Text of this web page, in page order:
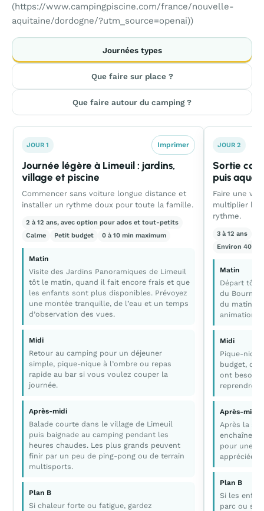
(https://www.campingpiscine.com/france/nouvelle-
aquitaine/dordogne/?utm_source=openai))
Journées types
Que faire sur place ?
Que faire autour du camping ?
JOUR 1 Imprimer
Journée légère à Limeuil : jardins,
village et piscine
Commencer sans voiture longue distance et
installer un rythme doux pour toute la famille.
2 à 12 ans, avec option pour ados et tout-petits
Calme
Petit budget 0 à 10 min maximum
Matin
Visite des Jardins Panoramiques de Limeuil
tôt le matin, quand il fait encore frais et que
les enfants sont plus disponibles. Prévoyez
une montée tranquille, de l’eau et un temps
d’observation des vues.
Midi
Retour au camping pour un déjeuner
simple, pique-nique à l’ombre ou repas
rapide au bar si vous voulez couper la
journée.
Après-midi
Balade courte dans le village de Limeuil
puis baignade au camping pendant les
heures chaudes. Les plus grands peuvent
finir par un peu de ping-pong ou de terrain
multisports.
Plan B
Si chaleur forte ou fatigue, gardez
JOUR 2
Sortie
puis
Faire une
multiplier les
rythme.
3 à 12 ans
Environ 40
Matin
Départ tôt
du Bournat
du matin.
animations
Midi
Pique-
budget, ou
ont besoin
reprendre
Après-midi
Après la
enchaînez
pour une
appréciée
Plan B
Si les
parc ou